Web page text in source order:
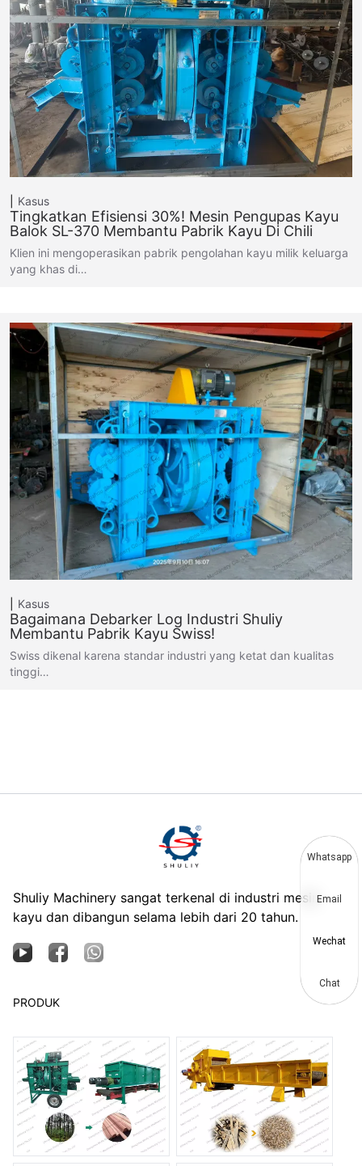
Kasus
Tingkatkan Efisiensi 30%! Mesin Pengupas Kayu
Balok SL-370 Membantu Pabrik Kayu Di Chili
Klien ini mengoperasikan pabrik pengolahan kayu milik keluarga
yang khas di…
Kasus
Bagaimana Debarker Log Industri Shuliy
Membantu Pabrik Kayu Swiss!
Swiss dikenal karena standar industri yang ketat dan kualitas
tinggi…
Shuliy Machinery sangat terkenal di industri mesin
kayu dan dibangun selama lebih dari 20 tahun.
PRODUK
Whatsapp
Email
Wechat
Chat